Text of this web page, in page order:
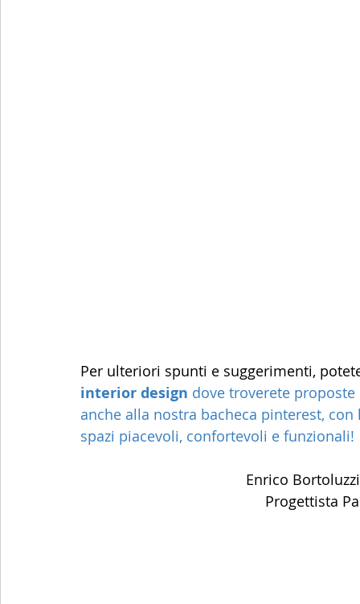
Per ulteriori spunti e suggerimenti,
interior design dove troverete
anche alla nostra bacheca pinterest,
spazi piacevoli, confortevoli e funzionali!
Enrico
Progettista